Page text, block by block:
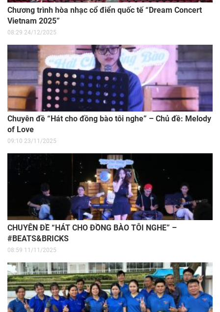
Chương trình hòa nhạc cổ điển quốc tế “Dream Concert
Vietnam 2025”
08:29 24/12/2025
Chuyên đề “Hát cho đồng bào tôi nghe” – Chủ đề: Melody
of Love
09:10 23/11/2025
CHUYÊN ĐỀ “HÁT CHO ĐỒNG BÀO TÔI NGHE” –
#BEATS&BRICKS
08:59 11/11/2025